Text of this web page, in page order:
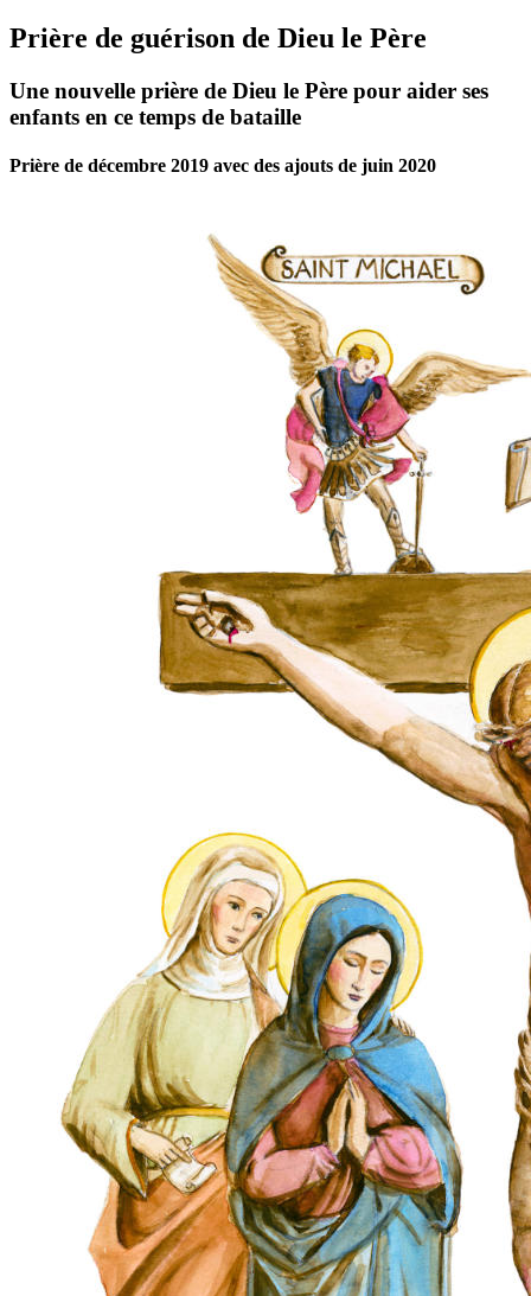
Prière de guérison de Dieu le Père
Une nouvelle prière de Dieu le Père pour aider ses
enfants en ce temps de bataille
Prière de décembre 2019 avec des ajouts de juin 2020